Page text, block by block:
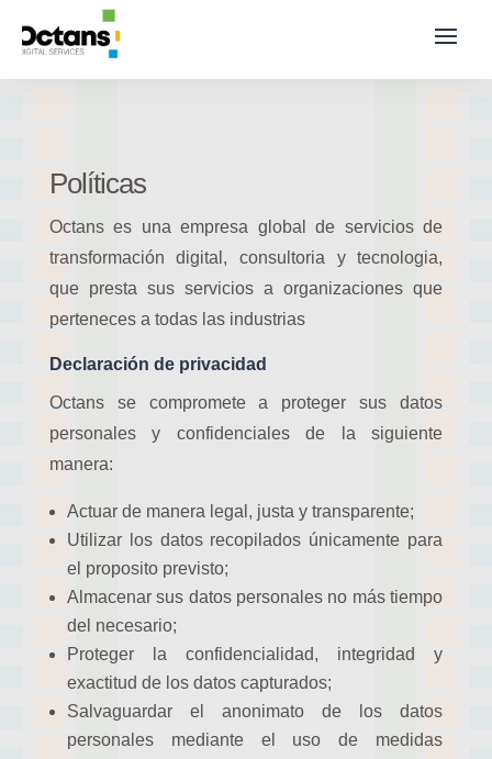
Políticas
Octans es una empresa global de servicios de
transformación digital, consultoria y tecnologia,
que presta sus servicios a organizaciones que
perteneces a todas las industrias
Declaración de privacidad
Octans se compromete a proteger sus datos
personales y confidenciales de la siguiente
manera:
Actuar de manera legal, justa y transparente;
Utilizar los datos recopilados únicamente para
el proposito previsto;
Almacenar sus datos personales no más tiempo
del necesario;
Proteger la confidencialidad, integridad y
exactitud de los datos capturados;
Salvaguardar el anonimato de los datos
personales mediante el uso de medidas